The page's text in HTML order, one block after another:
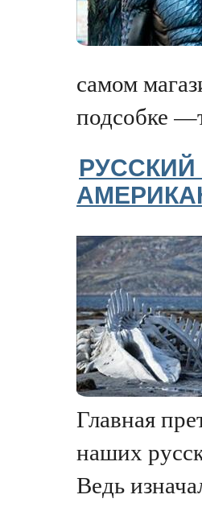
самом
подсобке
Главная
наших
Ведь